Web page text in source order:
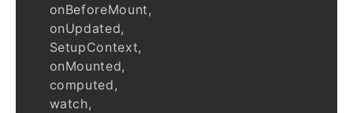
    onBeforeMount
,
    onUpdated
,
    SetupContext
,
    onMounted
,
    computed
,
    watch
,